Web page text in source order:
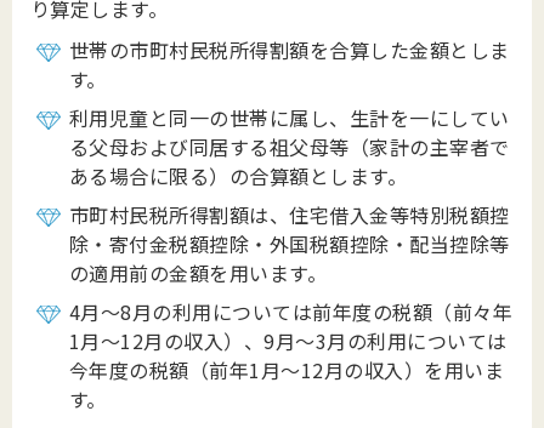
り算定します。
世帯の市町村民税所得割額を合算した金額としま
す。
利用児童と同一の世帯に属し、生計を一にしてい
る父母および同居する祖父母等（家計の主宰者で
ある場合に限る）の合算額とします。
市町村民税所得割額は、住宅借入金等特別税額控
除・寄付金税額控除・外国税額控除・配当控除等
の適用前の金額を用います。
4月～8月の利用については前年度の税額（前々年
1月～12月の収入）、9月～3月の利用については
今年度の税額（前年1月～12月の収入）を用いま
す。